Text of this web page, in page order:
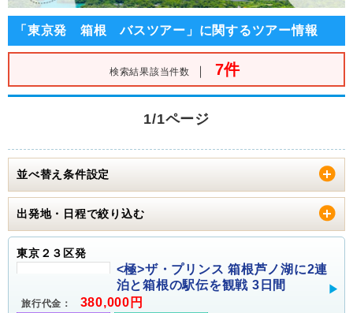
「東京発 箱根 バスツアー」に関するツアー情報
検索結果該当件数 ｜ 7件
1/1ページ
並べ替え条件設定
出発地・日程で絞り込む
東京２３区発
<極>ザ・プリンス 箱根芦ノ湖に2連
泊と箱根の駅伝を観戦 3日間
旅行代金： 380,000円